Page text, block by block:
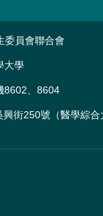
委員會聯合會
大學
8602、8604
街250號（醫學綜合